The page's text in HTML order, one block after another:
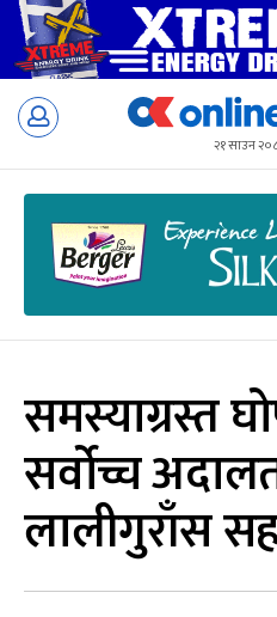
Skip
२१ साउन
समस्याग्रस्त
सर्वोच्च
लालीगुराँस